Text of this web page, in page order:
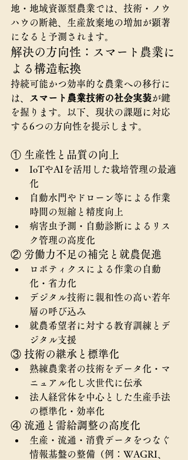
地・地域資源型農業では、技術・ノウ
ハウの断絶、生産放棄地の増加が顕著
になると予測されます。
解決の方向性：スマート農業に
よる構造転換
持続可能かつ効率的な農業への移行に
は、
スマート農業技術の社会実装が鍵
を握ります。以下、現状の課題に対応
する6つの方向性を提示します。
① 生産性と品質の向上
IoTやAIを活用した栽培管理の最適
化
自動水門やドローン等による作業
時間の短縮と精度向上
病害虫予測・自動診断によるリス
ク管理の高度化
② 労働力不足の補完と就農促進
ロボティクスによる作業の自動
化・省力化
デジタル技術に親和性の高い若年
層の呼び込み
就農希望者に対する教育訓練とデ
ジタル支援
③ 技術の継承と標準化
熟練農業者の技術をデータ化・マ
ニュアル化し次世代に伝承
法人経営体を中心とした生産手法
の標準化・効率化
④ 流通と需給調整の高度化
生産・流通・消費データをつなぐ
情報基盤の整備（例：WAGRI、